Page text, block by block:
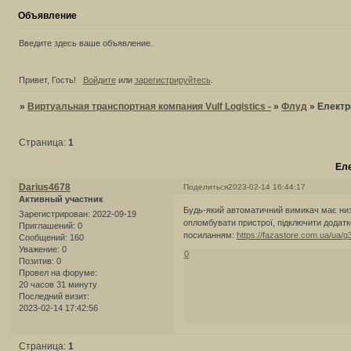
Объявление
Введите здесь ваше объявление.
Привет, Гость! Войдитеили зарегистрируйтесь.
»Виртуальная транспортная компания Vulf Logistics - »Флуд »
Страница: 1
Поделиться2023-02-14 16:44:17
Darius4678
Активный участник
Зарегистрирован: 2022-09-19
Приглашений: 0
Сообщений: 160
Уважение: 0
Позитив: 0
Провел на форуме:
20 часов 31 минуту
Последний визит:
2023-02-14 17:42:56
Будь-який автоматичний вимикач має
опломбувати пристрої, підключити
посиланням:https://fazastore.com.ua/ua/
0
Страница:1